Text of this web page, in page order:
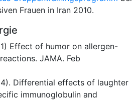
Frauen in Iran 2010.
Effect of humor on allergen-
JAMA. Feb
Differential effects of laughter
immunoglobulin and